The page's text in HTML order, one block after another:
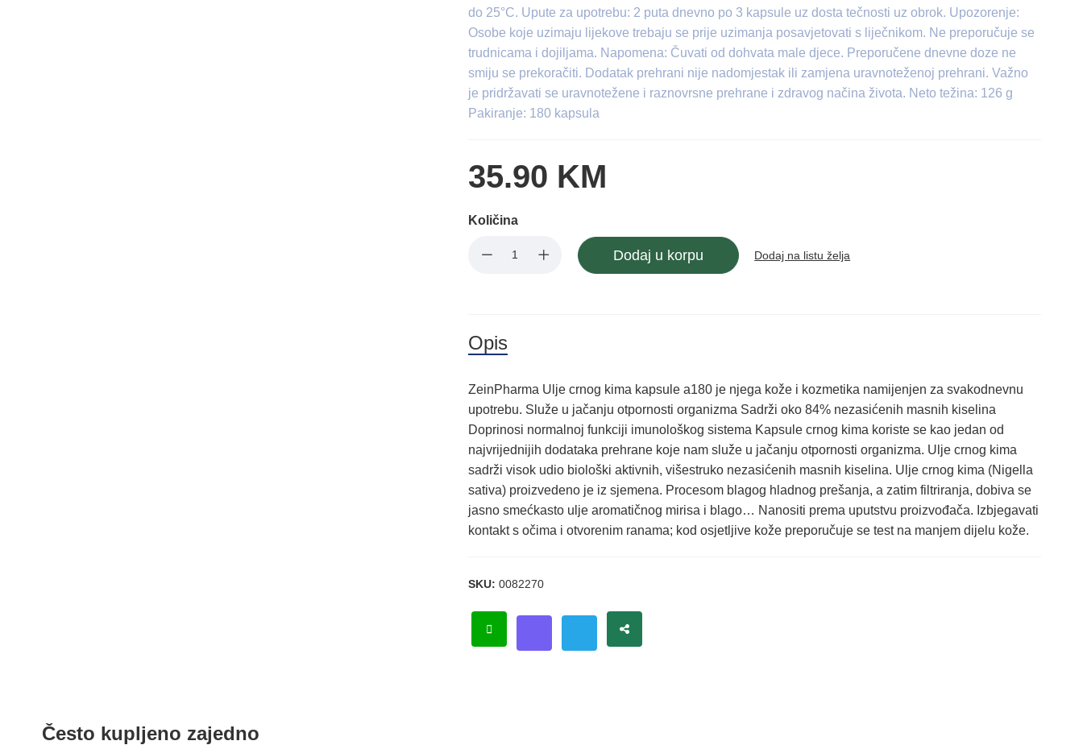
do 25°C. Upute za upotrebu: 2 puta dnevno po 3 kapsule uz dosta tečnosti uz obrok. Upozorenje:
Osobe koje uzimaju lijekove trebaju se prije uzimanja posavjetovati s liječnikom. Ne preporučuje se
trudnicama i dojiljama. Napomena: Čuvati od dohvata male djece. Preporučene dnevne doze ne
smiju se prekoračiti. Dodatak prehrani nije nadomjestak ili zamjena uravnoteženoj prehrani. Važno
je pridržavati se uravnotežene i raznovrsne prehrane i zdravog načina života. Neto težina: 126 g
Pakiranje: 180 kapsula
35.90 KM
Količina
Dodaj u korpu Dodaj na listu želja
Opis
ZeinPharma Ulje crnog kima kapsule a180 je njega kože i kozmetika namijenjen za svakodnevnu
upotrebu. Služe u jačanju otpornosti organizma Sadrži oko 84% nezasićenih masnih kiselina
Doprinosi normalnoj funkciji imunološkog sistema Kapsule crnog kima koriste se kao jedan od
najvrijednijih dodataka prehrane koje nam služe u jačanju otpornosti organizma. Ulje crnog kima
sadrži visok udio biološki aktivnih, višestruko nezasićenih masnih kiselina. Ulje crnog kima (Nigella
sativa) proizvedeno je iz sjemena. Procesom blagog hladnog prešanja, a zatim filtriranja, dobiva se
jasno smećkasto ulje aromatičnog mirisa i blago… Nanositi prema uputstvu proizvođača. Izbjegavati
kontakt s očima i otvorenim ranama; kod osjetljive kože preporučuje se test na manjem dijelu kože.
SKU:0082270
Često kupljeno zajedno